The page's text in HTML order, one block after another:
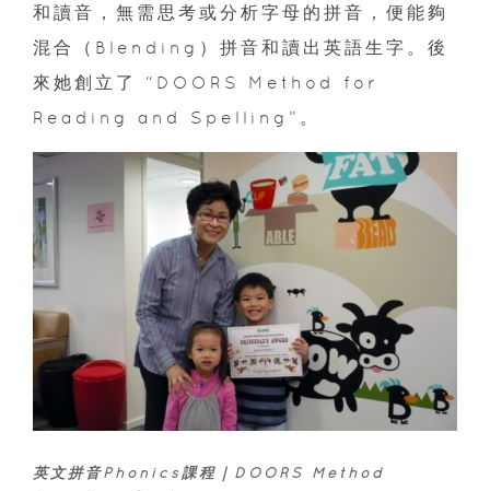
和讀音，無需思考或分析字母的拼音，便能夠
混合（Blending）拼音和讀出英語生字。後
來她創立了 “DOORS Method for
Reading and Spelling”。
英文拼音Phonics課程｜DOORS Method